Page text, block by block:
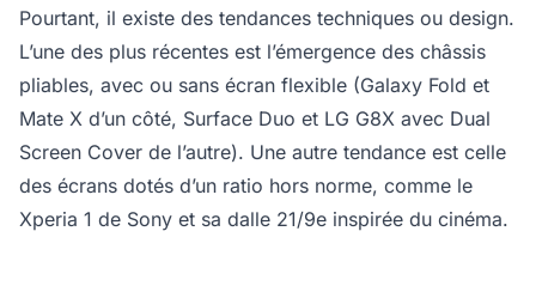
Pourtant, il existe des tendances techniques ou design.
L’une des plus récentes est l’émergence des châssis
pliables, avec ou sans écran flexible (Galaxy Fold et
Mate X d’un côté, Surface Duo et LG G8X avec Dual
Screen Cover de l’autre). Une autre tendance est celle
des écrans dotés d’un ratio hors norme, comme le
Xperia 1 de Sony et sa dalle 21/9e inspirée du cinéma.